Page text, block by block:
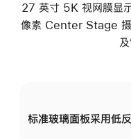
27 英寸 5K 视网膜显
像素 Center Stage 摄
标准玻璃面板采用低